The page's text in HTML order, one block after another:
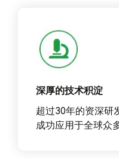
深厚的技术积淀
超过30年的资深研
成功应用于全球众